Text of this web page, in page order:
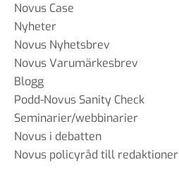
Novus Case
Nyheter
Novus Nyhetsbrev
Novus Varumärkesbrev
Blogg
Podd-Novus Sanity Check
Seminarier/webbinarier
Novus i debatten
Novus policyråd till redaktioner